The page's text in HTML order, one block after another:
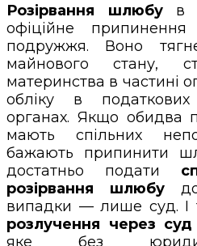
Розірвання шлюбув
офіційне припинення
подружжя. Воно
майнового стану,
материнства в частині
обліку в
органах. Якщо обидва
мають спільних
бажають припинити
достатньо подати
розірвання шлюбу
випадки — лише суд. І
розлучення через суд
яке без